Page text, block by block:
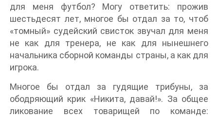
для меня футбол? Могу ответить: прожив
шестьдесят лет, многое бы отдал за то, чтоб
«томный» судейский свисток звучал для меня
не как для тренера, не как для нынешнего
начальника сборной команды страны, а как для
игрока.
Многое бы отдал за гудящие трибуны, за
ободряющий крик «Никита, давай!». За общее
ликование всех товарищей по команде: